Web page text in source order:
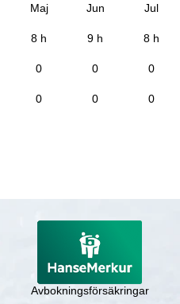
Maj Jun Jul
8 h 9 h 8 h
0 0 0
0 0 0
Avbokningsförsäkringar